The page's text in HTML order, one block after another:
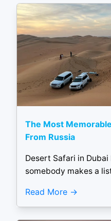
The Most
From Russia
Desert Safari in Dubai
somebody makes a
Read More